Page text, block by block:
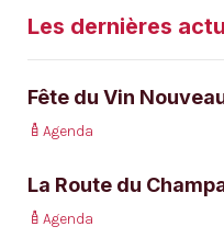
Les dernières
Fête du Vin
Agenda
La Route du
Agenda